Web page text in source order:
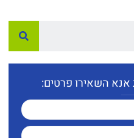
אנא השאירו פרטים: